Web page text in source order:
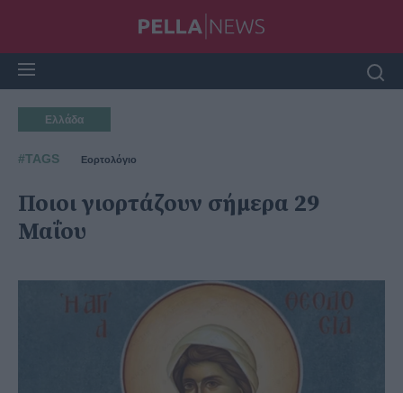
Ελλάδα
#TAGS Εορτολόγιο
Ποιοι γιορτάζουν σήμερα 29
Μαΐου